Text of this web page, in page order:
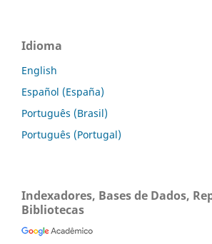
Idioma
English
Español (España)
Português (Brasil)
Português (Portugal)
Indexadores, Bases de Dados,
Bibliotecas